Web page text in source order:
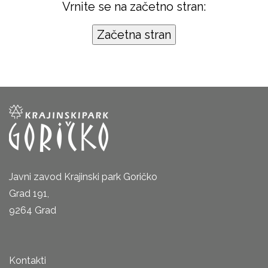
Vrnite se na začetno stran:
Javni zavod Krajinski park Goričko
Grad 191,
9264 Grad
Kontakti